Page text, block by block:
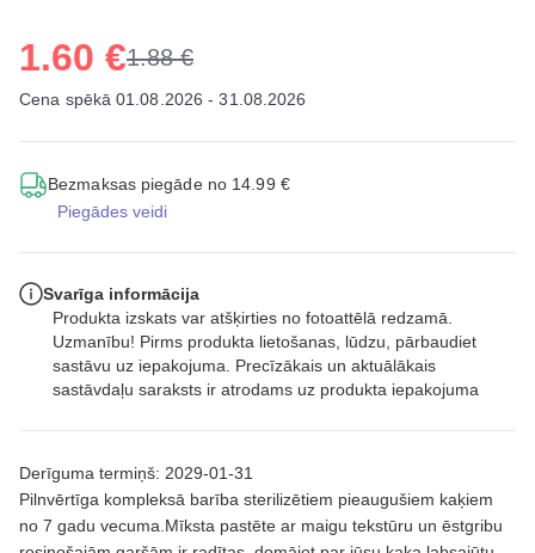
1.60 €1.88 €
Cena spēkā 01.08.2026 - 31.08.2026
Bezmaksas piegāde no 14.99 €
Piegādes veidi
Derīguma termiņš: 2029-01-31
Pilnvērtīga kompleksā barība sterilizētiem pieaugušiem kaķiem
no 7 gadu vecuma.Mīksta pastēte ar maigu tekstūru un ēstgribu
Svarīga informācija
Produkta izskats var atšķirties no fotoattēlā redzamā.
Uzmanību! Pirms produkta lietošanas, lūdzu, pārbaudiet
sastāvu uz iepakojuma. Precīzākais un aktuālākais
sastāvdaļu saraksts ir atrodams uz produkta iepakojuma